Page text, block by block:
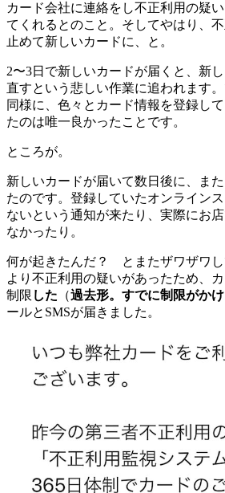
カード会社に連絡をし不正利用の疑
てくれるとのこと。そしてやはり、
止めて新しいカードに、と。
2〜3日で新しいカードが届くと、新
直すという悲しい作業に追われます
同様に、色々とカード情報を登録し
たのは唯一良かったことです。
ところが。
新しいカードが届いて数日後に、ま
たのです。登録していたオンライン
ないという通知が来たり、実際にお
なかったり。
何が起きたんだ？ とまたザワザワ
より不正利用の疑いがあったため、
制限 した （過去形。すでに制限がかけ
ールとSMSが届きました。